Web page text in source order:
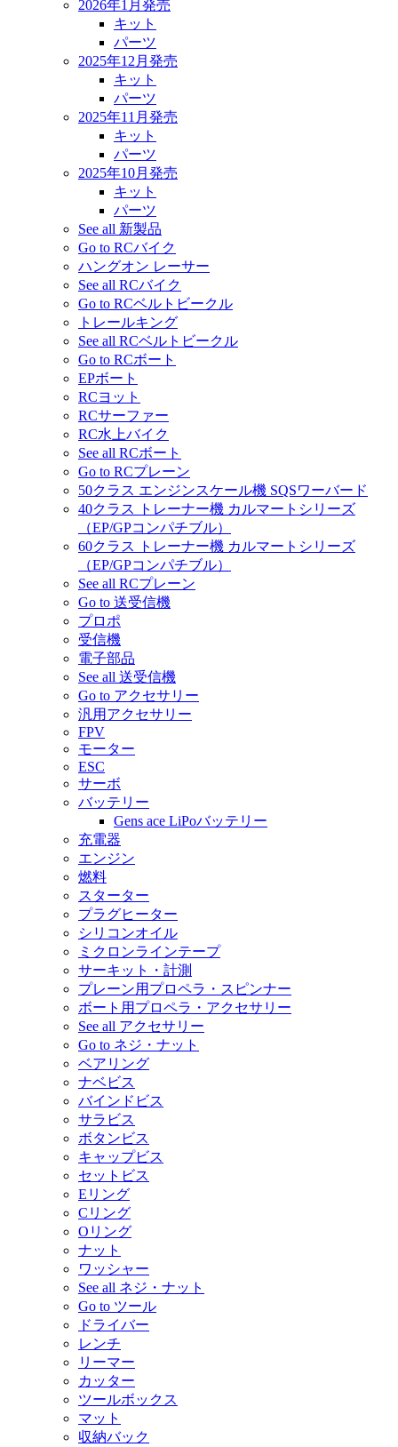
2026年1月発売
キット
パーツ
2025年12月発売
キット
パーツ
2025年11月発売
キット
パーツ
2025年10月発売
キット
パーツ
See all 新製品
Go to RCバイク
ハングオン レーサー
See all RCバイク
Go to RCベルトビークル
トレールキング
See all RCベルトビークル
Go to RCボート
EPボート
RCヨット
RCサーファー
RC水上バイク
See all RCボート
Go to RCプレーン
50クラス エンジンスケール機 SQSワーバード
40クラス トレーナー機 カルマートシリーズ
（EP/GPコンパチブル）
60クラス トレーナー機 カルマートシリーズ
（EP/GPコンパチブル）
See all RCプレーン
Go to 送受信機
プロポ
受信機
電子部品
See all 送受信機
Go to アクセサリー
汎用アクセサリー
FPV
モーター
ESC
サーボ
バッテリー
Gens ace LiPoバッテリー
充電器
エンジン
燃料
スターター
プラグヒーター
シリコンオイル
ミクロンラインテープ
サーキット・計測
プレーン用プロペラ・スピンナー
ボート用プロペラ・アクセサリー
See all アクセサリー
Go to ネジ・ナット
ベアリング
ナベビス
バインドビス
サラビス
ボタンビス
キャップビス
セットビス
Eリング
Cリング
Oリング
ナット
ワッシャー
See all ネジ・ナット
Go to ツール
ドライバー
レンチ
リーマー
カッター
ツールボックス
マット
収納バック